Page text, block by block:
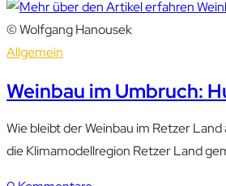
© Wolfgang Hanousek
Allgemein
Weinbau im Umbruch:
Wie bleibt der Weinbau im Retzer
die Klimamodellregion Retzer Land